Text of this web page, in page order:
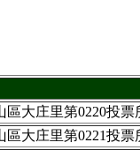
區大庄里第0220投票
區大庄里第0221投票